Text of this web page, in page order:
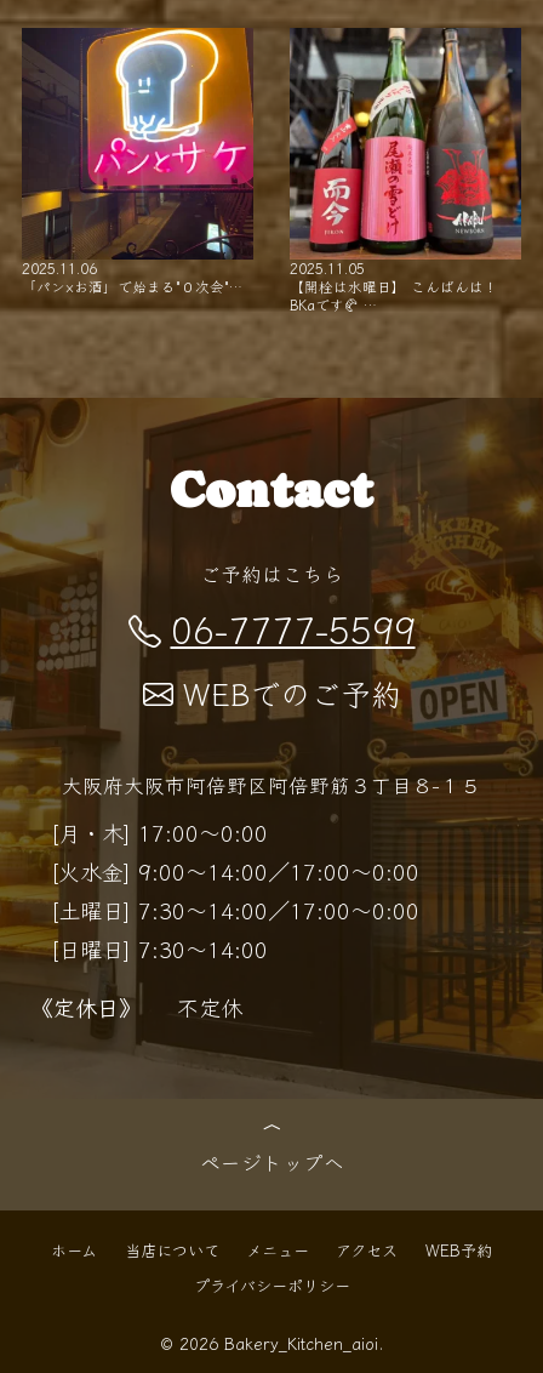
2025.11.06
「パン×お酒」で始まる"０次会"…
2025.11.05
【開栓は水曜日】 こんばんは！
BKaです🥐 …
Contact
ご予約はこちら
06-7777-5599
WEBでのご予約
大阪府大阪市阿倍野区阿倍野筋３丁目８−１５
[月・木] 17:00～0:00
[火水金] 9:00～14:00／17:00～0:00
[土曜日] 7:30～14:00／17:00～0:00
[日曜日] 7:30～14:00
《定休日》
不定休
ページトップへ
ホーム 当店について メニュー アクセス
WEB予約
プライバシーポリシー
© 2026 Bakery_Kitchen_aioi.